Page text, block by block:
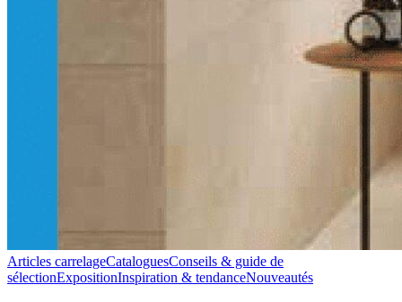
Articles carrelageCataloguesConseils & guide de
sélectionExpositionInspiration & tendanceNouveautés